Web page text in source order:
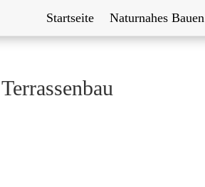
Startseite Naturnahes Bauen